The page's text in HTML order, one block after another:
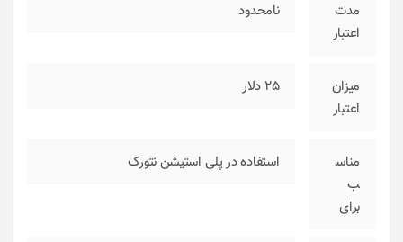
مدت
اعتبار
نامحدود
میزان
اعتبار
25 دلار
مناس
ب
برای
استفاده در پلی استیشن نتورک